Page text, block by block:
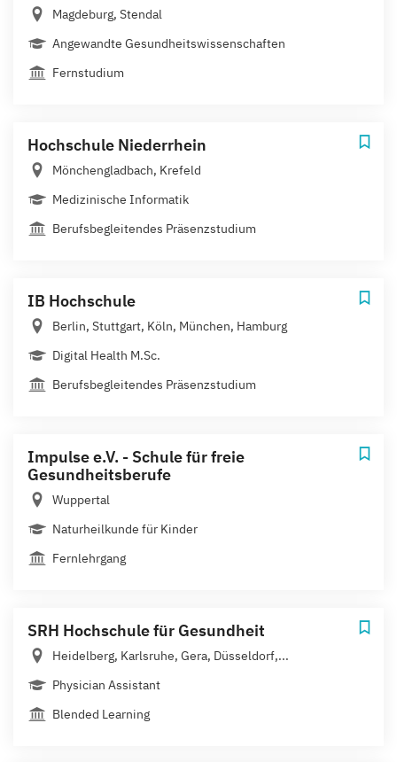
Magdeburg, Stendal
Angewandte Gesundheitswissenschaften
Fernstudium
Hochschule Niederrhein
Mönchengladbach, Krefeld
Medizinische Informatik
Berufsbegleitendes Präsenzstudium
IB Hochschule
Berlin, Stuttgart, Köln, München, Hamburg
Digital Health M.Sc.
Berufsbegleitendes Präsenzstudium
Impulse e.V. - Schule für freie
Gesundheitsberufe
Wuppertal
Naturheilkunde für Kinder
Fernlehrgang
SRH Hochschule für Gesundheit
Heidelberg, Karlsruhe, Gera, Düsseldorf,...
Physician Assistant
Blended Learning